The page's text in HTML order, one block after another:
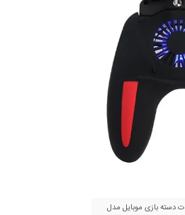
دسته بازی موبایل مدل